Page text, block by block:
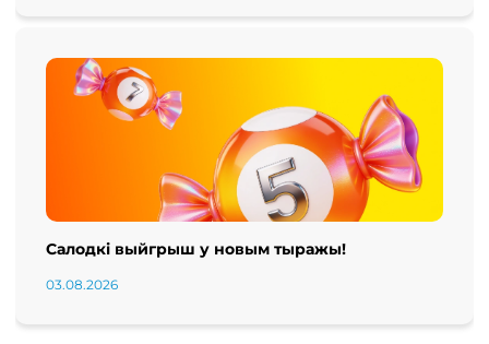
Салодкі выйгрыш у новым тыражы!
03.08.2026